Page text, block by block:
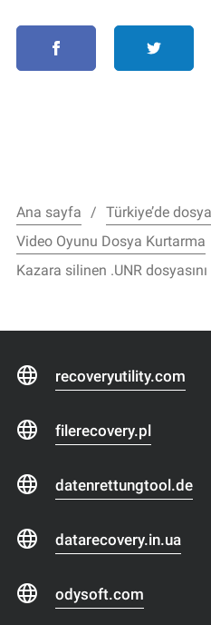
Ana sayfa
Türkiye’de
Video Oyunu Dosya Kurtarma
Kazara silinen .UNR
recoveryutility.com
filerecovery.pl
datenrettungtool.de
datarecovery.in.ua
odysoft.com